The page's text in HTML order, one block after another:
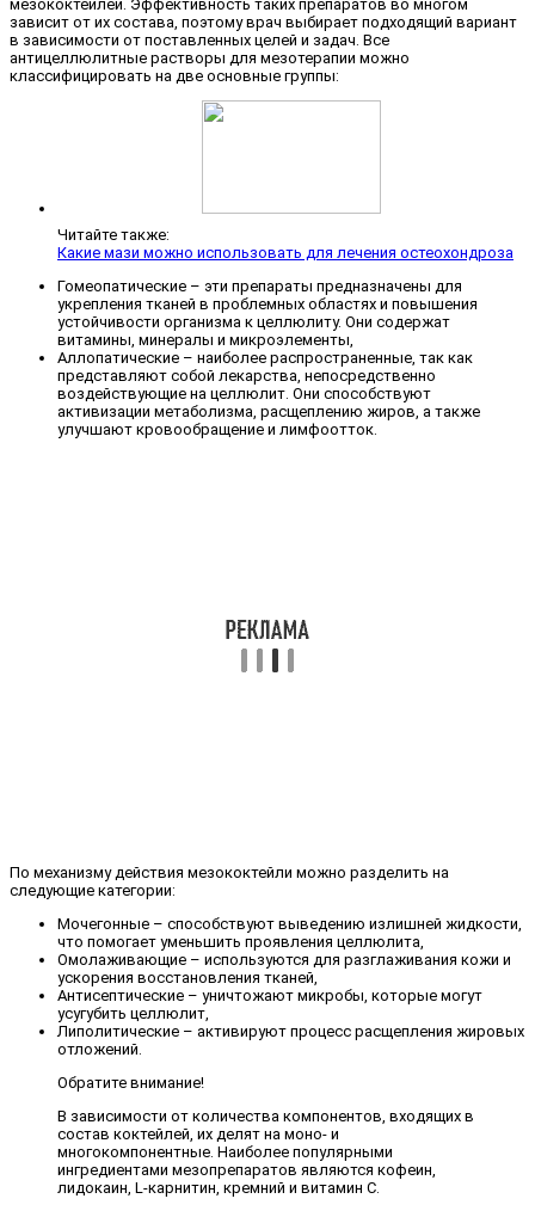
мезококтейлей. Эффективность таких препаратов во многом
зависит от их состава, поэтому врач выбирает подходящий вариант
в зависимости от поставленных целей и задач. Все
антицеллюлитные растворы для мезотерапии можно
классифицировать на две основные группы:
Читайте также:
Какие мази можно использовать для лечения остеохондроза
Гомеопатические – эти препараты предназначены для
укрепления тканей в проблемных областях и повышения
устойчивости организма к целлюлиту. Они содержат
витамины, минералы и микроэлементы,
Аллопатические – наиболее распространенные, так как
представляют собой лекарства, непосредственно
воздействующие на целлюлит. Они способствуют
активизации метаболизма, расщеплению жиров, а также
улучшают кровообращение и лимфоотток.
По механизму действия мезококтейли можно разделить на
следующие категории:
Мочегонные – способствуют выведению излишней жидкости,
что помогает уменьшить проявления целлюлита,
Омолаживающие – используются для разглаживания кожи и
ускорения восстановления тканей,
Антисептические – уничтожают микробы, которые могут
усугубить целлюлит,
Липолитические – активируют процесс расщепления жировых
отложений.
Обратите внимание!
В зависимости от количества компонентов, входящих в
состав коктейлей, их делят на моно- и
многокомпонентные. Наиболее популярными
ингредиентами мезопрепаратов являются кофеин,
лидокаин, L-карнитин, кремний и витамин С.